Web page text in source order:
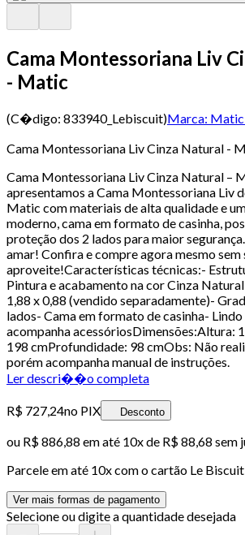
Cama Montessoriana Liv
- Matic
(C�digo: 833940_Lebiscuit)Marca:
Cama Montessoriana Liv Cinza Natural -
Cama Montessoriana Liv Cinza Natural –
apresentamos a Cama Montessoriana Liv
Matic com materiais de alta qualidade e
moderno, cama em formato de casinha,
proteção dos 2 lados para maior
amar! Confira e compre agora mesmo sem
aproveite!Características técnicas:-
Pintura e acabamento na cor Cinza
1,88 x 0,88 (vendido separadamente)-
lados- Cama em formato de casinha-
acompanha acessóriosDimensões:Altura:
198 cmProfundidade: 98 cmObs: Não
porém acompanha manual de instruções.
Ler descri��o completa
R$ 727,24no PIX Desconto
ou R$ 886,88 em até 10x de R$ 88,68 sem
Parcele em até 10x com o cartão Le Biscuit
Ver mais formas de pagamento
Selecione ou digite a quantidade desejada